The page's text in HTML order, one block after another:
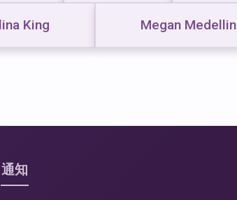
King Megan Medellin
通知